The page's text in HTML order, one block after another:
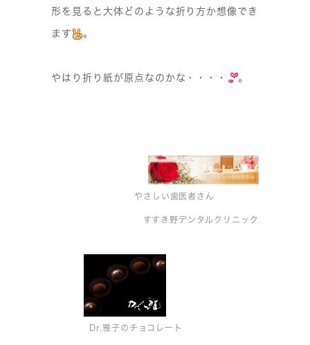
形を見ると大体どのような折り方か想像でき
ます 。
やはり折り紙が原点なのかな・・・・ 。
やさしい歯医者さん
すすき野デンタルクリニック
Dr.雅子のチョコレート